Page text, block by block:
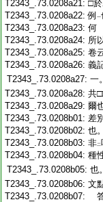
T2343_.73.0208a21: □於
T2343_.73.0208a22:例 一
T2343_.73.0208a23: 何
T2343_.73.0208a24: 所
T2343_.73.0208a25: 卷
T2343_.73.0208a26: 義
T2343_.73.0208a27: 一
T2343_.73.0208a28: 共
T2343_.73.0208a29: 爾
T2343_.73.0208b01: 差
T2343_.73.0208b02: 也
T2343_.73.0208b03: 非二
T2343_.73.0208b04: 種
T2343_.73.0208b05: 也
T2343_.73.0208b06: 文
T2343_.73.0208b07: